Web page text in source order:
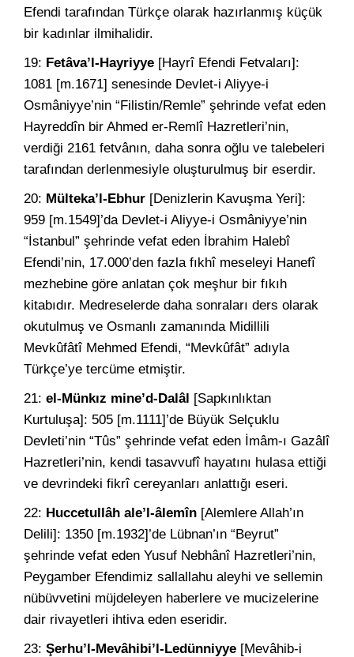
Efendi tarafından Türkçe olarak hazırlanmış küçük
bir kadınlar ilmihalidir.
19: Fetâva’l-Hayriyye [Hayrî Efendi Fetvaları]:
1081 [m.1671] senesinde Devlet-i Aliyye-i
Osmâniyye’nin “Filistin/Remle” şehrinde vefat eden
Hayreddîn bir Ahmed er-Remlî Hazretleri’nin,
verdiği 2161 fetvânın, daha sonra oğlu ve talebeleri
tarafından derlenmesiyle oluşturulmuş bir eserdir.
20: Mülteka’l-Ebhur [Denizlerin Kavuşma Yeri]:
959 [m.1549]’da Devlet-i Aliyye-i Osmâniyye’nin
“İstanbul” şehrinde vefat eden İbrahim Halebî
Efendi’nin, 17.000’den fazla fıkhî meseleyi Hanefî
mezhebine göre anlatan çok meşhur bir fıkıh
kitabıdır. Medreselerde daha sonraları ders olarak
okutulmuş ve Osmanlı zamanında Midillili
Mevkûfâtî Mehmed Efendi, “Mevkûfât” adıyla
Türkçe’ye tercüme etmiştir.
21: el-Münkız mine’d-Dalâl [Sapkınlıktan
Kurtuluşa]: 505 [m.1111]’de Büyük Selçuklu
Devleti’nin “Tûs” şehrinde vefat eden İmâm-ı Gazâlî
Hazretleri’nin, kendi tasavvufî hayatını hulasa ettiği
ve devrindeki fikrî cereyanları anlattığı eseri.
22: Huccetullâh ale’l-âlemîn [Alemlere Allah’ın
Delili]: 1350 [m.1932]’de Lübnan’ın “Beyrut”
şehrinde vefat eden Yusuf Nebhânî Hazretleri’nin,
Peygamber Efendimiz sallallahu aleyhi ve sellemin
nübüvvetini müjdeleyen haberlere ve mucizelerine
dair rivayetleri ihtiva eden eseridir.
23: Şerhu’l-Mevâhibi’l-Ledünniyye [Mevâhib-i